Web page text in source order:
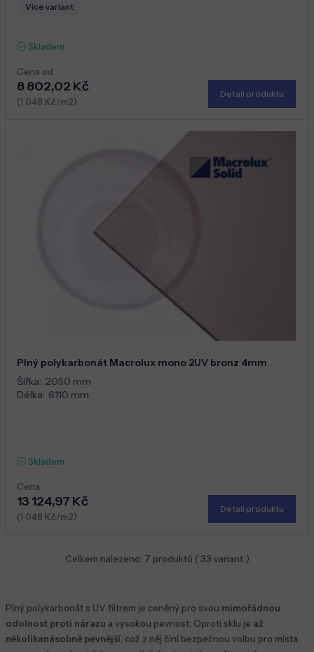
Více variant
Skladem
Cena od
8 802,02 Kč
(1 048 Kč/m2)
Detail produktu
Plný polykarbonát Macrolux mono 2UV bronz 4mm
Šířka: 2050 mm
Délka: 6110 mm
Skladem
Cena:
13 124,97 Kč
(1 048 Kč/m2)
Detail produktu
Celkem nalezeno: 7 produktů ( 33 variant )
Plný polykarbonát s UV filtrem je ceněný pro svou mimořádnou
odolnost proti nárazu a vysokou pevnost. Oproti sklu je až
několikanásobně pevnější , což z něj činí bezpečnou volbu pro místa